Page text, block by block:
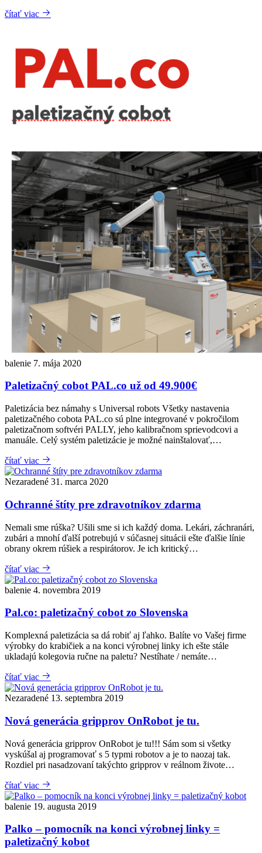
čítať viac
balenie 7. mája 2020
Paletizačný cobot PAL.co už od 49.900€
Paletizácia bez námahy s Universal robots Všetky nastavenia
paletizačného cobota PAL.co sú plne integrované v pokročilom
paletizačnom softvéri PALLY, jeho kalibračnom sprievodcovi a
manuále. Celý systém paletizácie je možné nainštalovať,…
čítať viac
Nezaradené 31. marca 2020
Ochranné štíty pre zdravotníkov zdarma
Nemali sme rúška? Ušili sme si ich každý doma. Lekári, záchranári,
zubári a mnohí ďalší potrebujú v súčasnej situácii ešte ďalšie línie
obrany okrem rúšiek a respirátorov. Je ich kritický…
čítať viac
balenie 4. novembra 2019
Pal.co: paletizačný cobot zo Slovenska
Komplexná paletizácia sa dá robiť aj ľahko. Balíte vo Vašej firme
výrobky do krabičiek a na konci výrobnej linky ich ešte stále
ukladajú kolegovia ručne na paletu? Nestíhate / nemáte…
čítať viac
Nezaradené 13. septembra 2019
Nová generácia gripprov OnRobot je tu.
Nová generácia gripprov OnRobot je tu!!! Sám som si všetky
vyskúšal aj programovať s 5 typmi robotov a je to naozaj tak.
Rozdiel pri nasadzovaní takýchto gripprov v reálnom živote…
čítať viac
balenie 19. augusta 2019
Palko – pomocník na konci výrobnej linky =
paletizačný kobot